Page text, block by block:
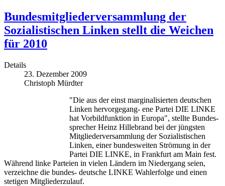
Bundesmitgliederversammlung der
Sozialistischen Linken stellt die Weichen
für 2010
Details
23. Dezember 2009
Christoph Mürdter
"Die aus der einst marginalisierten deutschen
Linken hervorgegang- ene Partei DIE LINKE
hat Vorbildfunktion in Europa", stellte Bundes-
sprecher Heinz Hillebrand bei der jüngsten
Mitgliederversammlung der Sozialistischen
Linken, einer bundesweiten Strömung in der
Partei DIE LINKE, in Frankfurt am Main fest.
Während linke Parteien in vielen Ländern im Niedergang seien,
verzeichne die bundes- deutsche LINKE Wahlerfolge und einen
stetigen Mitgliederzulauf.